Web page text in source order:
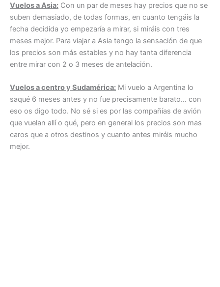
Vuelos a Asia: Con un par de meses hay precios que no se
suben demasiado, de todas formas, en cuanto tengáis la
fecha decidida yo empezaría a mirar, si miráis con tres
meses mejor. Para viajar a Asia tengo la sensación de que
los precios son más estables y no hay tanta diferencia
entre mirar con 2 o 3 meses de antelación.
Vuelos a centro y Sudamérica: Mi vuelo a Argentina lo
saqué 6 meses antes y no fue precisamente barato… con
eso os digo todo. No sé si es por las compañías de avión
que vuelan allí o qué, pero en general los precios son mas
caros que a otros destinos y cuanto antes miréis mucho
mejor.